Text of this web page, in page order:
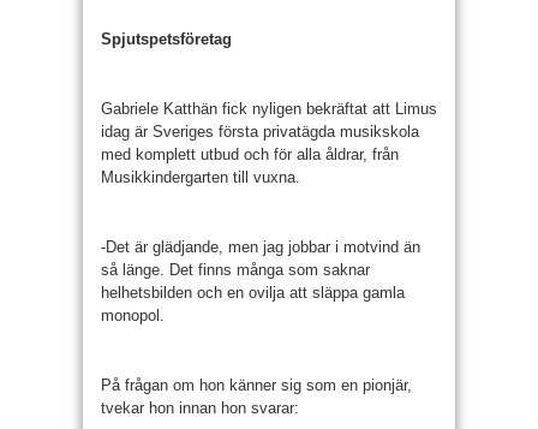
Spjutspetsföretag
Gabriele Katthän fick nyligen bekräftat att Limus
idag är Sveriges första privatägda musikskola
med komplett utbud och för alla åldrar, från
Musikkindergarten till vuxna.
-Det är glädjande, men jag jobbar i motvind än
så länge. Det finns många som saknar
helhetsbilden och en ovilja att släppa gamla
monopol.
På frågan om hon känner sig som en pionjär,
tvekar hon innan hon svarar: